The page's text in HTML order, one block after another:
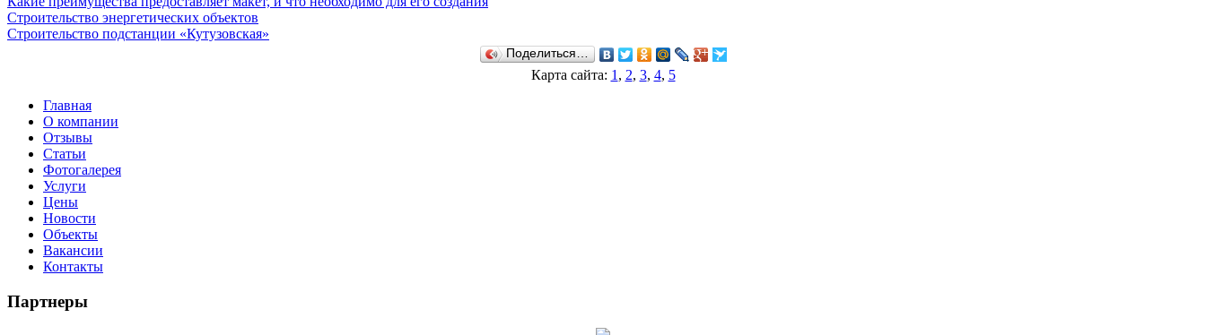
Строительство энергетических объектов
Строительство подстанции «Кутузовская»
Поделиться…
Карта сайта: 1 , 2, 3, 4, 5
Главная
О компании
Отзывы
Статьи
Фотогалерея
Услуги
Цены
Новости
Объекты
Вакансии
Контакты
Партнеры